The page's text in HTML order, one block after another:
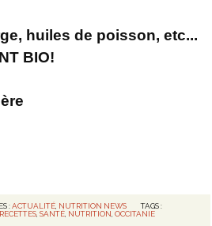
huiles de poisson, etc...
BIO!
:ACTUALITÉ, NUTRITION NEWS
TAGS :
RECETTES ,SANTÉ NUTRITION ,OCCITANIE